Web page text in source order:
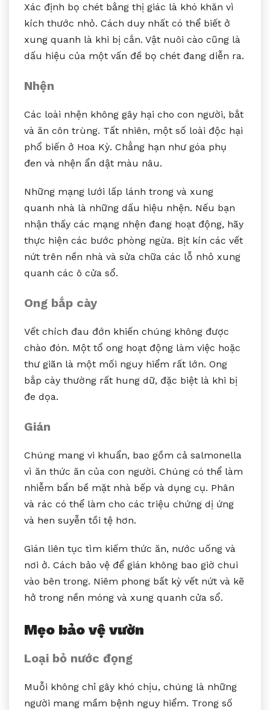
Xác định bọ chét bằng thị giác là khó khăn vì
kích thước nhỏ. Cách duy nhất có thể biết ở
xung quanh là khi bị cắn. Vật nuôi cào cũng là
dấu hiệu của một vấn đề bọ chét đang diễn ra.
Nhện
Các loài nhện không gây hại cho con người, bắt
và ăn côn trùng. Tất nhiên, một số loài độc hại
phổ biến ở Hoa Kỳ. Chẳng hạn như góa phụ
đen và nhện ẩn dật màu nâu.
Những mạng lưới lấp lánh trong và xung
quanh nhà là những dấu hiệu nhện. Nếu bạn
nhận thấy các mạng nhện đang hoạt động, hãy
thực hiện các bước phòng ngừa. Bịt kín các vết
nứt trên nền nhà và sửa chữa các lỗ nhỏ xung
quanh các ô cửa sổ.
Ong bắp cày
Vết chích đau đớn khiến chúng không được
chào đón. Một tổ ong hoạt động làm việc hoặc
thư giãn là một mối nguy hiểm rất lớn. Ong
bắp cày thường rất hung dữ, đặc biệt là khi bị
đe dọa.
Gián
Chúng mang vi khuẩn, bao gồm cả salmonella
vì ăn thức ăn của con người. Chúng có thể làm
nhiễm bẩn bề mặt nhà bếp và dụng cụ. Phân
và rác có thể làm cho các triệu chứng dị ứng
và hen suyễn tồi tệ hơn.
Gián liên tục tìm kiếm thức ăn, nước uống và
nơi ở. Cách bảo vệ để gián không bao giờ chui
vào bên trong. Niêm phong bất kỳ vết nứt và kẽ
hở trong nền móng và xung quanh cửa sổ.
Mẹo bảo vệ vườn
Loại bỏ nước đọng
Muỗi không chỉ gây khó chịu, chúng là những
người mang mầm bệnh nguy hiểm. Trong số